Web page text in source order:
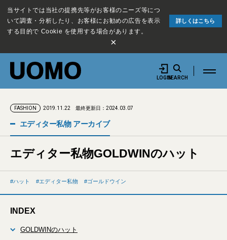
当サイトでは当社の提携先等がお客様のニーズ等につ
いて調査・分析したり、お客様にお勧めの広告を表示
する目的で Cookie を使用する場合があります。
詳しくはこちら
×
LOGINSEARCH
FASHION 2019.11.22 最終更新日：2024.03.07
エディター私物 アーカイブ
エディター私物GOLDWINのハット
ハット エディター私物 ゴールドウイン
INDEX
GOLDWINのハット